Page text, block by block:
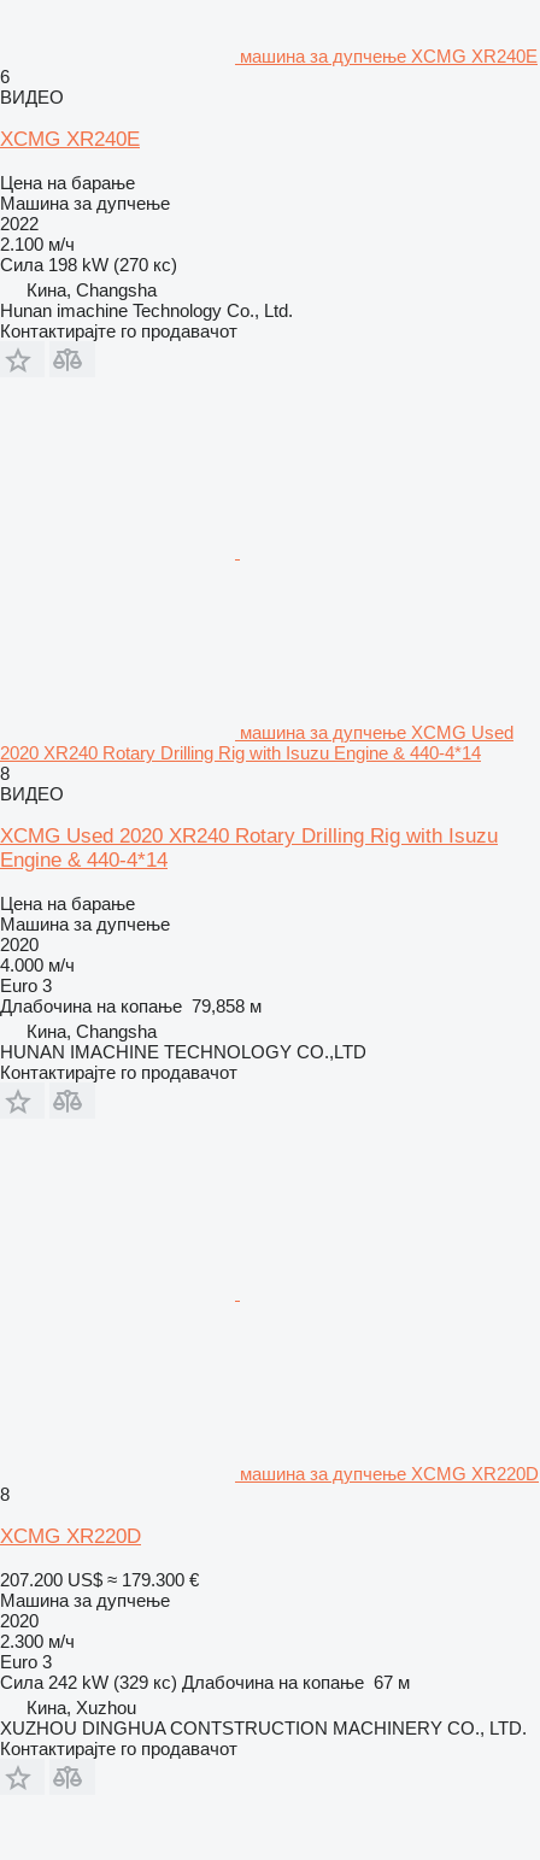
машина за дупчење XCMG XR240E
6
ВИДЕО
XCMG XR240E
Цена на барање
Машина за дупчење
2022
2.100 м/ч
Сила 198 kW (270 кс)
Кина, Changsha
Hunan imachine Technology Co., Ltd.
Контактирајте го продавачот
машина за дупчење XCMG Used
2020 XR240 Rotary Drilling Rig with Isuzu Engine & 440-4*14
8
ВИДЕО
XCMG Used 2020 XR240 Rotary Drilling Rig with Isuzu
Engine & 440-4*14
Цена на барање
Машина за дупчење
2020
4.000 м/ч
Euro 3
Длабочина на копање 79,858 м
Кина, Changsha
HUNAN IMACHINE TECHNOLOGY CO.,LTD
Контактирајте го продавачот
машина за дупчење XCMG XR220D
8
XCMG XR220D
207.200 US$ ≈ 179.300 €
Машина за дупчење
2020
2.300 м/ч
Euro 3
Сила 242 kW (329 кс) Длабочина на копање 67 м
Кина, Xuzhou
XUZHOU DINGHUA CONTSTRUCTION MACHINERY CO., LTD.
Контактирајте го продавачот